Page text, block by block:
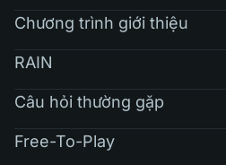
Chương trình giới thiệu
RAIN
Câu hỏi thường gặp
Free-To-Play